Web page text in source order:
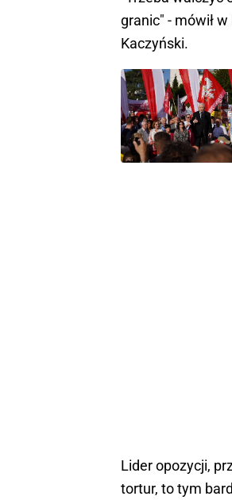
granic" - mówił
Kaczyński.
Lider opozycji,
tortur, to tym